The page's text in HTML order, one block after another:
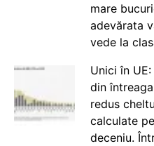
mare
adevărata
vede la
Unici în
din
redus
calculate
deceniu.